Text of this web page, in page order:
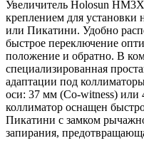
Увеличитель Holosun
креплением для установки
или Пикатини. Удобно
быстрое переключение
положение и обратно. В
специализированная
адаптации под
оси: 37 мм (Co-witness)
коллиматор оснащен
Пикатини с замком
запирания,